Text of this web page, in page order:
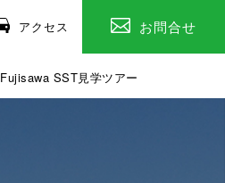
アクセス お問合せ
Fujisawa SST見学ツアー